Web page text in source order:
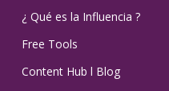
¿ Qué es la Influencia ?
Free Tools
Content Hub l Blog